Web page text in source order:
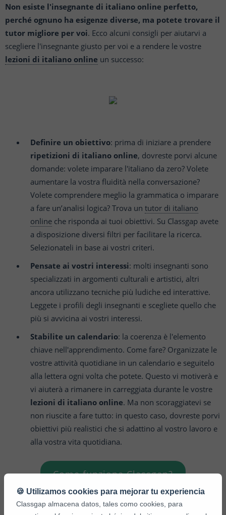
Non esiste l'insegnante di italiano online perfetto,
perché ognuno ha esigenze diverse, ma potete trovare il
tutor migliore per voi. Ecco alcuni consigli per aiutarvi a
scegliere l'insegnante giusto per voi e a rendere le vostre
lezioni di italiano online un successo:
Definire un obiettivo: prima di iniziare a prendere
ripetizioni di italiano online, dovreste porvi alcune
domande: volete imparare l'italiano da zero? Volete
aumentare la vostra fluidità nella conversazione?
Volete comprendere meglio la grammatica o imparare
a fare un’analisi logica? Trova un tutor di italiano
online che risponda ai tuoi obiettivi. Su Classgap avete
a disposizione diversi filtri per facilitare la ricerca.
Selezionateli in base ai vostri criteri.
Pensate ai vostri interessi: molti insegnanti sono
specializzati in argomenti culturali e artistici, altri
ancora utilizzano tecniche più ludiche ed interattive.
Leggete i profili degli insegnanti e scegliete quello che
più si avvicina ai vostri interessi.
Stabilite un calendario: la coerenza è l'elemento
chiave nell'apprendimento. Come fare? Organizzate le
vostre attività quotidiane in un calendario e seguitelo
alla lettera ogni volta che potete. Questo vi motiverà e
vi aiuterà a rimanere in carreggiata durante le vostre
lezioni di italiano online. Ma non scoraggiatevi se
non riuscite a fare tutto: in questo caso, dovreste porvi
obiettivi più realistici che si adattino al vostro lavoro e
alla vostra vita quotidiana.
Come funziona Classgap?
🍪 Utilizamos cookies para mejorar tu experiencia
Classgap almacena datos, tales como cookies, para